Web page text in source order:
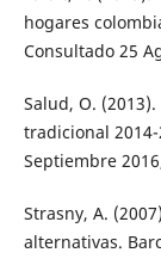
hogares
Consultado 25
Salud, O.
tradicional
Septiembre
Strasny, A.
alternativas.